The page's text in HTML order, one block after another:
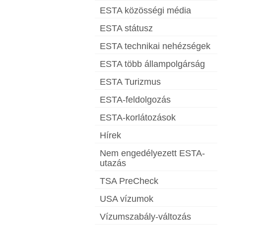
ESTA közösségi média
ESTA státusz
ESTA technikai nehézségek
ESTA több állampolgárság
ESTA Turizmus
ESTA-feldolgozás
ESTA-korlátozások
Hírek
Nem engedélyezett ESTA-
utazás
TSA PreCheck
USA vízumok
Vízumszabály-változás